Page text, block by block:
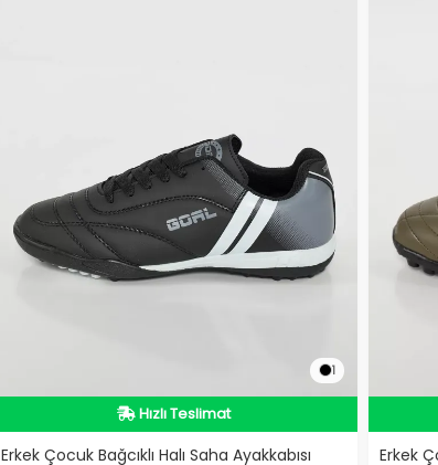
1
Hızlı Teslimat
Hızlı Teslimat
Erkek Çocuk Bağcıklı Halı Saha Ayakkabısı Erkek